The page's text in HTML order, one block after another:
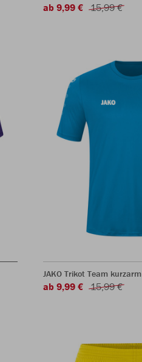
ab 9,99 € 15,99 €
JAKO Trikot Team kurzarm
ab 9,99 € 15,99 €